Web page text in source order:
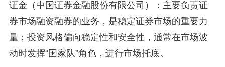
证金（中国证券金融股份有限公司）：主要负责证
券市场融资融券的业务，是稳定证券市场的重要力
量；投资风格偏向稳定性和安全性，通常在市场波
动时发挥“国家队”角色，进行市场托底。